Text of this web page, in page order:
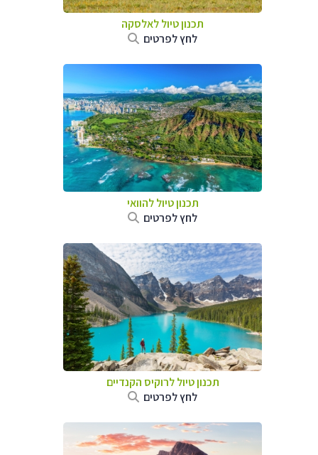
תכנון טיול לאלסקה
לחץ לפרטים
תכנון טיול להוואי
לחץ לפרטים
תכנון טיול לרוקיס הקנדיים
לחץ לפרטים